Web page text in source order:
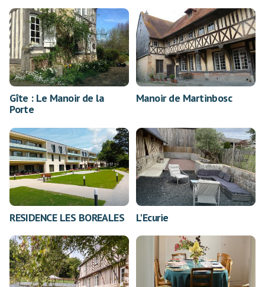
Gîte : Le Manoir de la
Porte
Manoir de Martinbosc
RESIDENCE LES BOREALES L'Ecurie